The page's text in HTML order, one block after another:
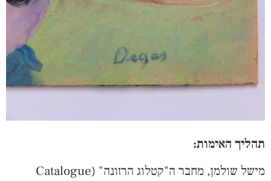
תהליך האימות:
מישל שולמן, מחבר ה"קטלוג הרזונה" (Catalogue